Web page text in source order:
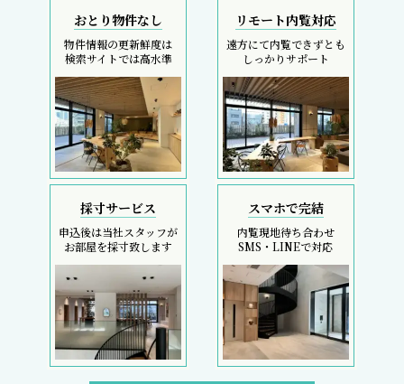
おとり物件なし
物件情報の更新鮮度は
検索サイトでは高水準
リモート内覧対応
遠方にて内覧できずとも
しっかりサポート
採寸サービス
申込後は当社スタッフが
お部屋を採寸致します
スマホで完結
内覧現地待ち合わせ
SMS・LINEで対応